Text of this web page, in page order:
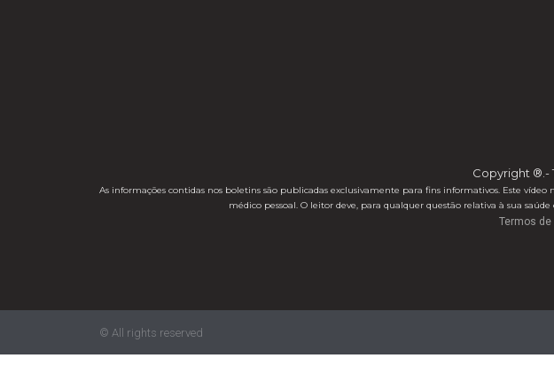
Copyright ®.-
As informações contidas nos boletins são publicadas exclusivamente para fins informativos. Este
médico pessoal. O leitor deve, para qualquer questão relativa à sua
Termos de
© All rights reserved